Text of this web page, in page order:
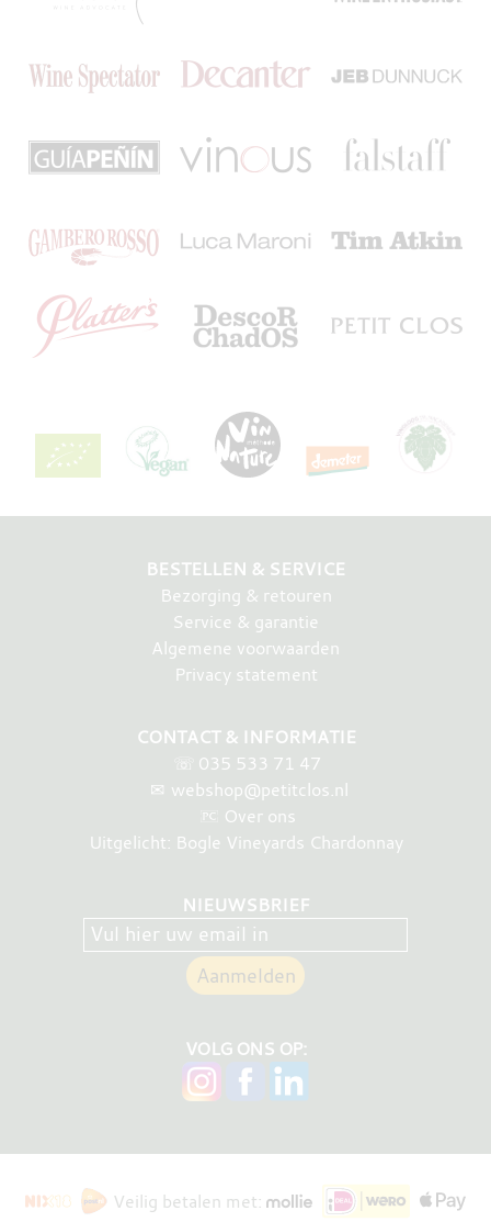
BESTELLEN & SERVICE
Bezorging & retouren
Service & garantie
Algemene voorwaarden
Privacy statement
CONTACT & INFORMATIE
☏ 035 533 71 47
✉ webshop@petitclos.nl
Over ons
Uitgelicht: Bogle Vineyards Chardonnay
NIEUWSBRIEF
VOLG ONS OP:
Veilig betalen met: